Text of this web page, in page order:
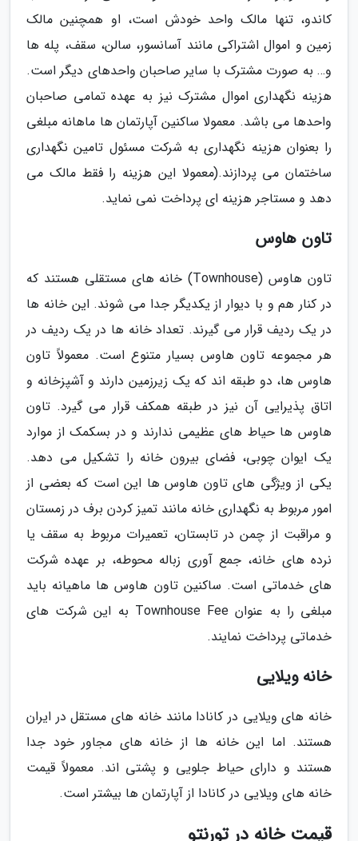
کاندو، تنها مالک واحد خودش است، او همچنین مالک
زمین و اموال اشتراکی مانند آسانسور، سالن، سقف، پله ها
و… به صورت مشترک با سایر صاحبان واحدهای دیگر است.
هزینه نگهداری اموال مشترک نیز به عهده تمامی صاحبان
واحدها می باشد. معمولا ساکنین آپارتمان ها ماهانه مبلغی
را بعنوان هزینه نگهداری به شرکت مسئول تامین نگهداری
ساختمان می پردازند.(معمولا این هزینه را فقط مالک می
دهد و مستاجر هزینه ای پرداخت نمی نماید.
تاون هاوس
تاون هاوس (Townhouse) خانه های مستقلی هستند که
در کنار هم و با دیوار از یکدیگر جدا می شوند. این خانه ها
در یک ردیف قرار می گیرند. تعداد خانه ها در یک ردیف در
هر مجموعه تاون هاوس بسیار متنوع است. معمولاً تاون
هاوس ها، دو طبقه اند که یک زیرزمین دارند و آشپزخانه و
اتاق پذیرایی آن نیز در طبقه همکف قرار می گیرد. تاون
هاوس ها حیاط های عظیمی ندارند و در بسکمک از موارد
یک ایوان چوبی، فضای بیرون خانه را تشکیل می دهد.
یکی از ویژگی های تاون هاوس ها این است که بعضی از
امور مربوط به نگهداری خانه مانند تمیز کردن برف در زمستان
و مراقبت از چمن در تابستان، تعمیرات مربوط به سقف یا
نرده های خانه، جمع آوری زباله محوطه، بر عهده شرکت
های خدماتی است. ساکنین تاون هاوس ها ماهیانه باید
مبلغی را به عنوان Townhouse Fee به این شرکت های
خدماتی پرداخت نمایند.
خانه ویلایی
خانه های ویلایی در کانادا مانند خانه های مستقل در ایران
هستند. اما این خانه ها از خانه های مجاور خود جدا
هستند و دارای حیاط جلویی و پشتی اند. معمولاً قیمت
خانه های ویلایی در کانادا از آپارتمان ها بیشتر است.
قیمت خانه در تورنتو